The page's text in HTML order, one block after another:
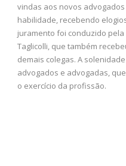
vindas aos novos
habilidade, recebendo
juramento foi conduzido
Taglicolli, que também
demais colegas. A
advogados e advogadas,
o exercício da profissão.